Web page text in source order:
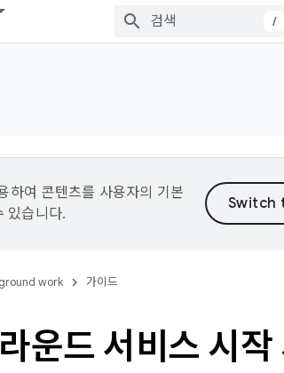
/
여 콘텐츠를 사용자의 기본
있습니다.
work 가이드
운드 서비스 시작